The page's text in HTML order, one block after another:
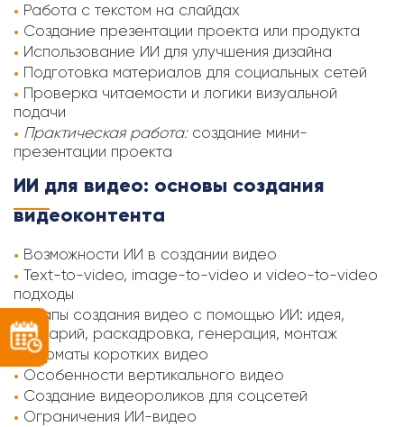
Работа с текстом на слайдах
Создание презентации проекта или продукта
Использование ИИ для улучшения дизайна
Подготовка материалов для социальных сетей
Проверка читаемости и логики визуальной
подачи
Практическая работа:создание мини-
презентации проекта
ИИ для видео: основы создания
видеоконтента
Возможности ИИ в создании видео
Text-to-video, image-to-video и video-to-video
подходы
Этапы создания видео с помощью ИИ: идея,
сценарий, раскадровка, генерация, монтаж
Форматы коротких видео
Особенности вертикального видео
Создание видеороликов для соцсетей
Ограничения ИИ-видео